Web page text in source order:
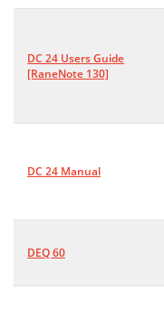
DC 24 Users Guide
[RaneNote 130]
DC 24 Manual
DEQ 60